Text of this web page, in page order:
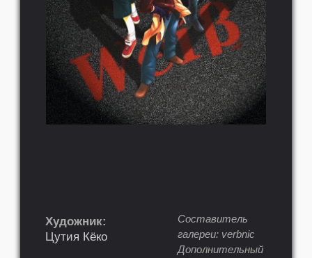
Художник:
Цутия Кёко
Составитель
галереи: verbnic
Дополнительный